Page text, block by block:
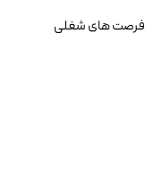
فرصت های شغلی